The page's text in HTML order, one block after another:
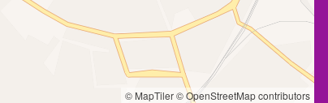
© MapTiler© OpenStreetMap contributors